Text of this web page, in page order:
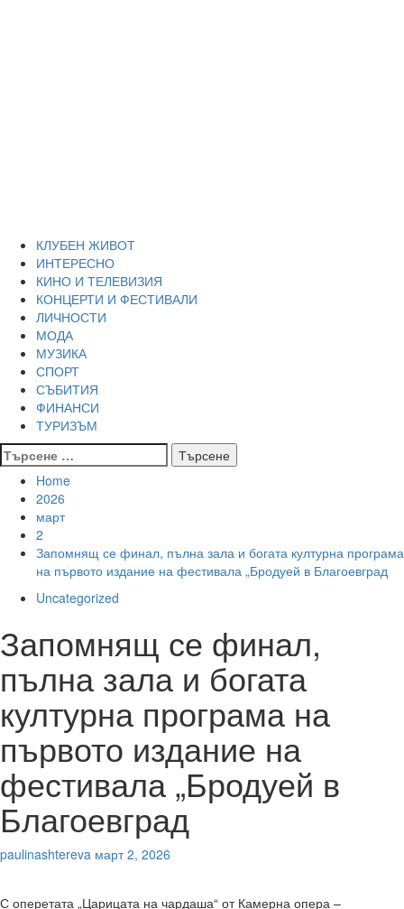
КЛУБЕН ЖИВОТ
ИНТЕРЕСНО
КИНО И ТЕЛЕВИЗИЯ
КОНЦЕРТИ И ФЕСТИВАЛИ
ЛИЧНОСТИ
МОДА
МУЗИКА
СПОРТ
СЪБИТИЯ
ФИНАНСИ
ТУРИЗЪМ
Търсене
за:
Home
2026
март
2
Запомнящ се финал, пълна зала и богата културна програма
на първото издание на фестивала „Бродуей в Благоевград
Uncategorized
Запомнящ се финал,
пълна зала и богата
културна програма на
първото издание на
фестивала „Бродуей в
Благоевград
paulinashtereva март 2, 2026
С оперетата „Царицата на чардаша“ от Камерна опера –